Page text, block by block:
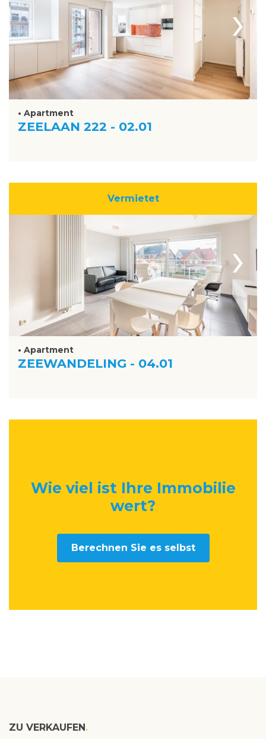
›
• Apartment
ZEELAAN 222 - 02.01
Vermietet
›
• Apartment
ZEEWANDELING - 04.01
Wie viel ist Ihre Immobilie
wert?
Berechnen Sie es selbst
ZU VERKAUFEN